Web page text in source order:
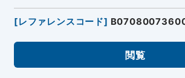
[レファレンスコード]
閲覧